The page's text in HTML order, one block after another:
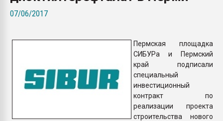
ПЕРЕЙТИ НА
07/06/2017
Пермская площадка
СИБУРа и Пермский
край подписали
специальный
инвестиционный
контракт по
реализации проекта
строительства нового